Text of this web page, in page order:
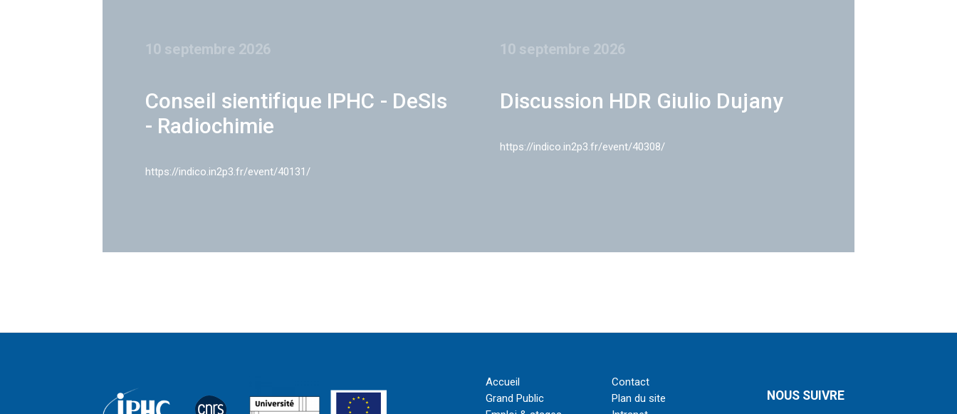
10 septembre 2026
Conseil sientifique IPHC - DeSIs
- Radiochimie
https://indico.in2p3.fr/event/40131/
10 septembre 2026
Discussion HDR Giulio Dujany
https://indico.in2p3.fr/event/40308/
Accueil
Grand Public
Contact
Plan du site
NOUS SUIVRE